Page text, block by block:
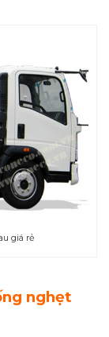
giá rẻ
nghẹt